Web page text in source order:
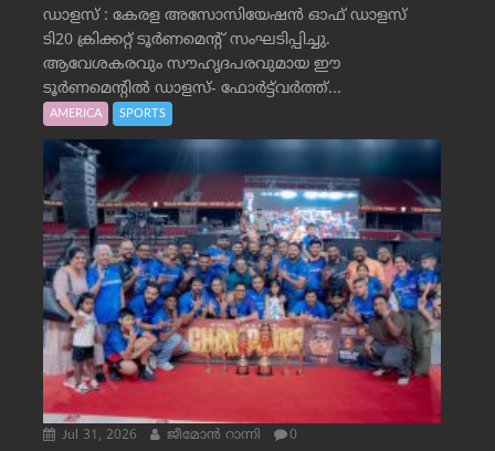
ഡാളസ് : കേരള അസോസിയേഷൻ ഓഫ് ഡാളസ്
ടി20 ക്രിക്കറ്റ് ടൂർണമെന്റ് സംഘടിപ്പിച്ചു.
ആവേശകരവും സൗഹൃദപരവുമായ ഈ
ടൂർണമെന്റിൽ ഡാളസ്- ഫോർട്ട്‌വര്‍ത്ത്...
AMERICA SPORTS
Jul 31, 2026 ജീമോന്‍ റാന്നി 0